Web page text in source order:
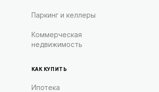
Паркинг и келлеры
Коммерческая
недвижимость
КАК КУПИТЬ
Ипотека